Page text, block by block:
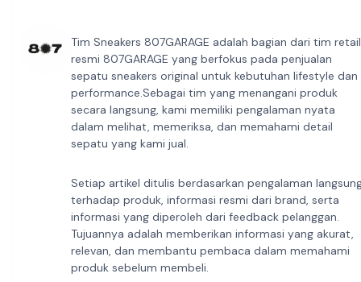
Tim Sneakers 807GARAGE adalah bagian dari tim retail
resmi 807GARAGE yang berfokus pada penjualan
sepatu sneakers original untuk kebutuhan lifestyle dan
performance.Sebagai tim yang menangani produk
secara langsung, kami memiliki pengalaman nyata
dalam melihat, memeriksa, dan memahami detail
sepatu yang kami jual.
Setiap artikel ditulis berdasarkan pengalaman
terhadap produk, informasi resmi dari brand, serta
informasi yang diperoleh dari feedback pelanggan.
Tujuannya adalah memberikan informasi yang akurat,
relevan, dan membantu pembaca dalam memahami
produk sebelum membeli.